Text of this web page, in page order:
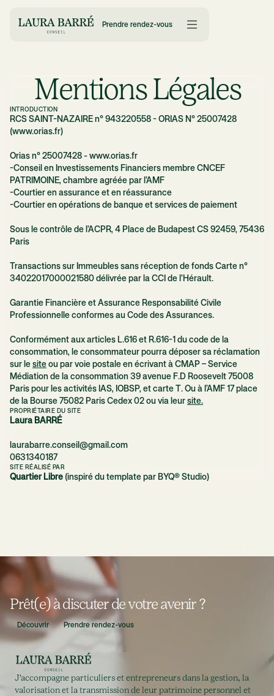
Prendre rendez-vous
Mentions Légales
INTRODUCTION
RCS SAINT-NAZAIRE n° 943220558 - ORIAS N° 25007428
(www.orias.fr)
Orias n° 25007428 - www.orias.fr
-Conseil en Investissements Financiers membre CNCEF
PATRIMOINE, chambre agréée par l’AMF
-Courtier en assurance et en réassurance
-Courtier en opérations de banque et services de paiement
Sous le contrôle de l’ACPR, 4 Place de Budapest CS 92459, 75436
Paris
Transactions sur Immeubles sans réception de fonds Carte n°
34022017000021580 délivrée par la CCI de l’Hérault.
Garantie Financière et Assurance Responsabilité Civile
Professionnelle conformes au Code des Assurances.
Conformément aux articles L.616 et R.616-1 du code de la
consommation, le consommateur pourra déposer sa réclamation
sur lesiteou par voie postale en écrivant à CMAP – Service
Médiation de la consommation 39 avenue F.D Roosevelt 75008
Paris pour les activités IAS, IOBSP, et carte T. Ou à l’AMF 17 place
de la Bourse 75082 Paris Cedex 02 ou via leursite.
PROPRIÉTAIRE DU SITE
Laura BARRÉ
laurabarre.conseil@gmail.com
0631340187
SITE RÉALISÉ PAR
Quartier Libre (inspiré du template parBYQ® Studio)
Prêt(e) à discuter de votre avenir ?
Découvrir Prendre rendez-vous
J'accompagne particuliers et entrepreneurs dans la gestion, la
valorisation et la transmission de leur patrimoine personnel et